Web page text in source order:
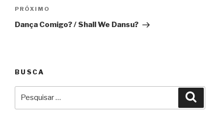
Próximo
PRÓXIMO
Dança Comigo? / Shall We Dansu?
BUSCA